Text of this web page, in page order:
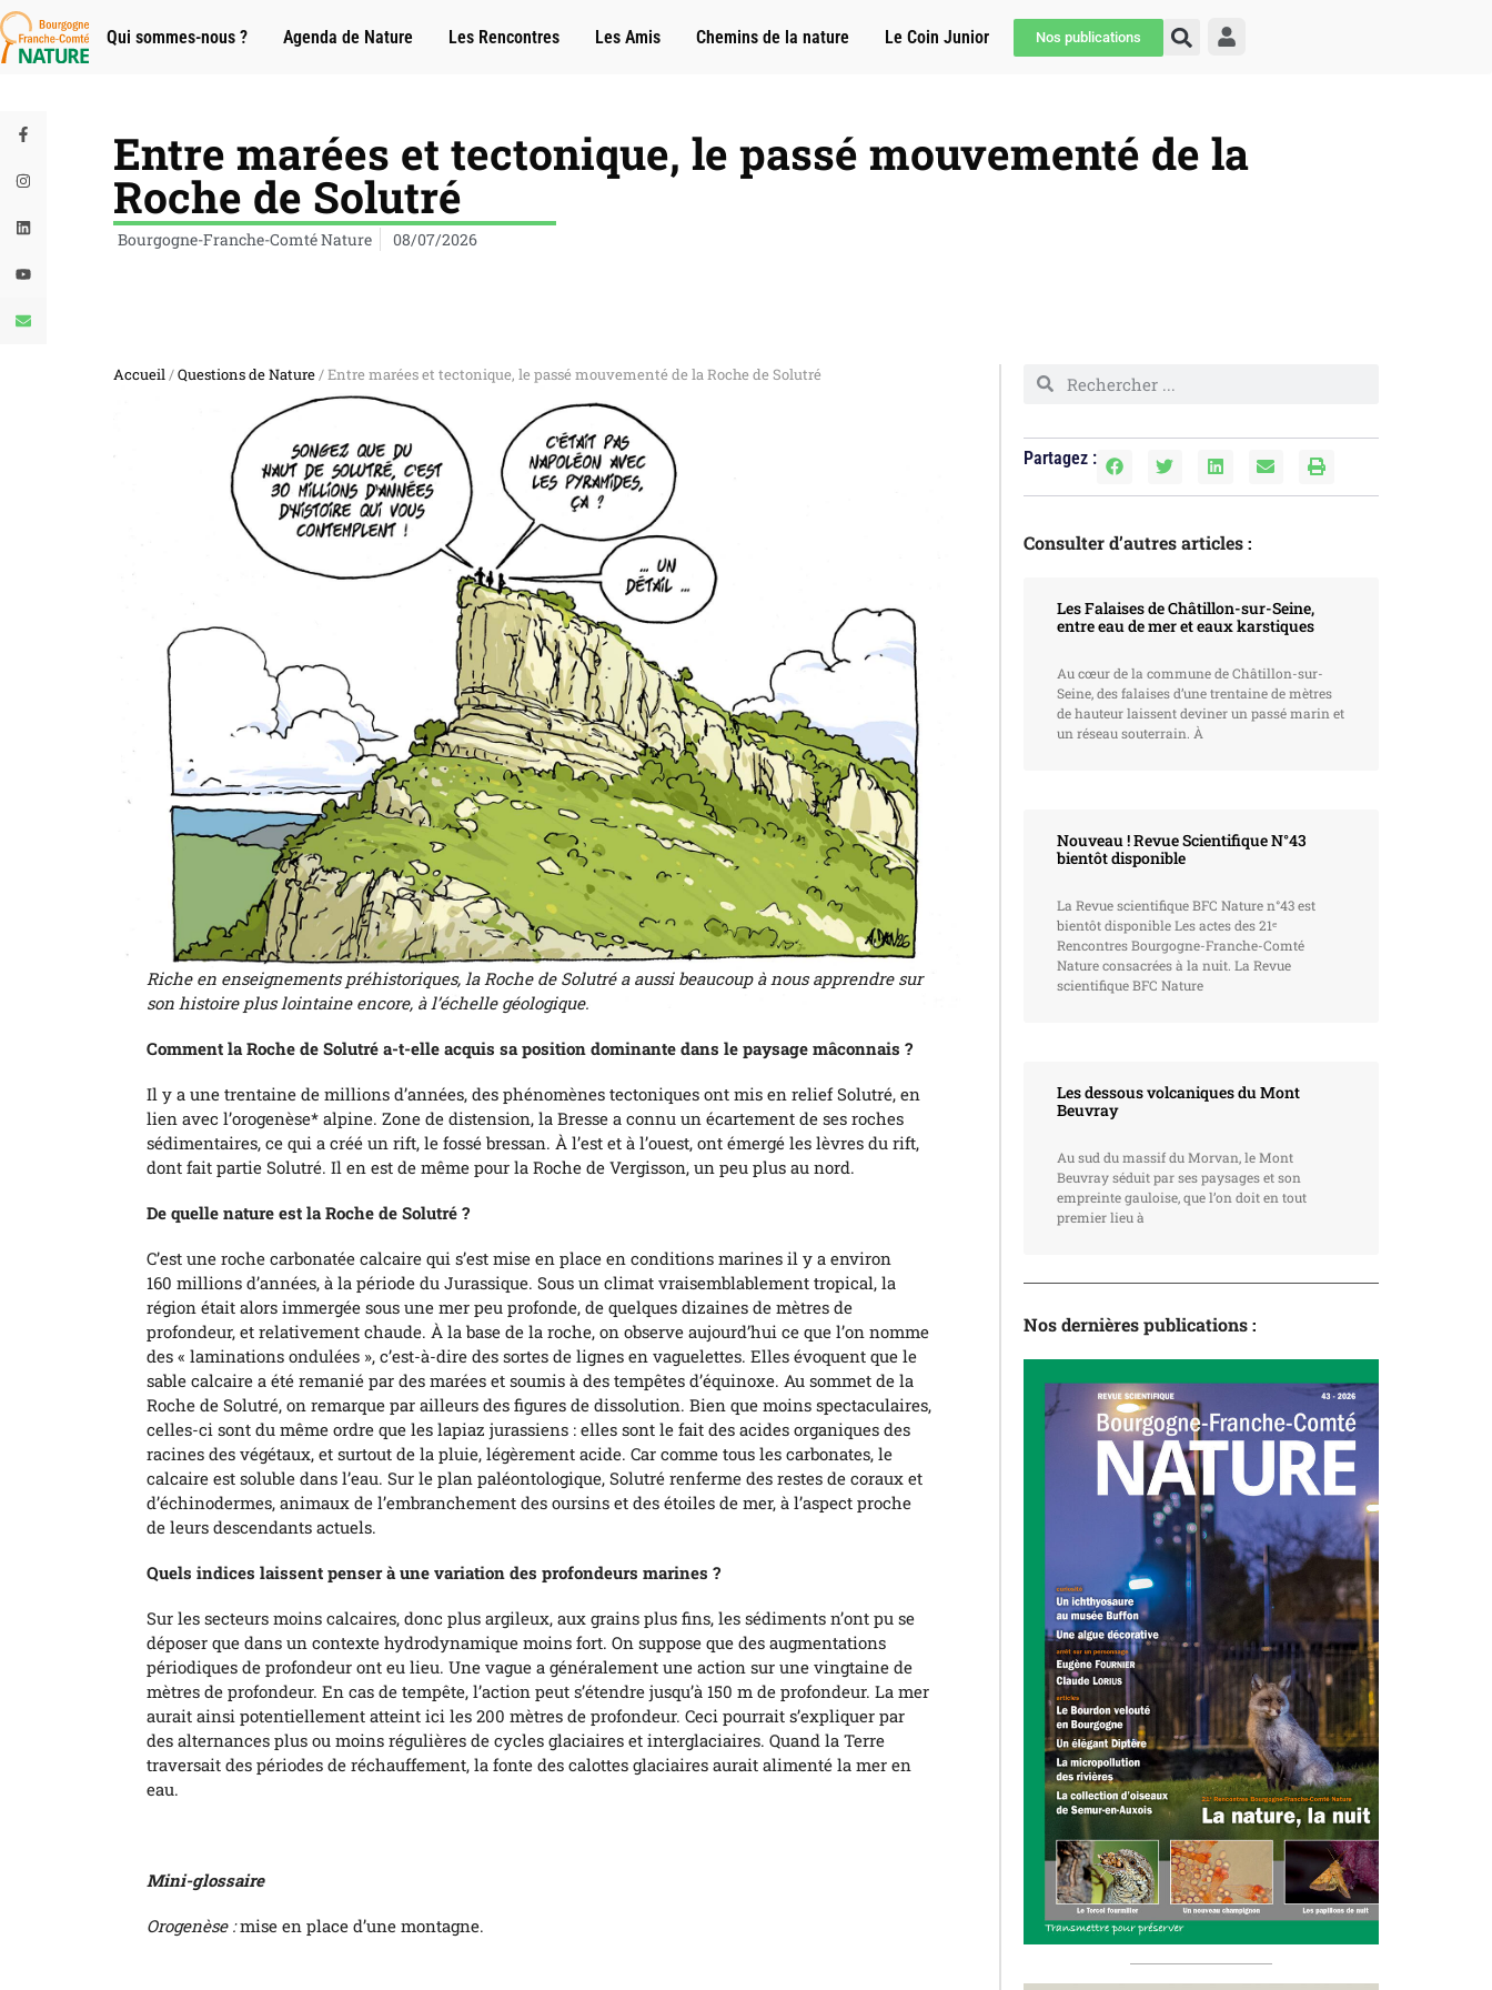
Qui sommes-nous ? Agenda de Nature Les Rencontres Les Amis Chemins de la nature Le Coin Junior Nos publications
Entre marées et tectonique, le passé mouvementé de la
Roche de Solutré
Bourgogne-Franche-Comté Nature 08/07/2026
Accueil/Questions de Nature/ Entre marées et tectonique, le passé mouvementé de la Roche de Solutré
Riche en enseignements préhistoriques, la Roche de Solutré a aussi beaucoup à nous apprendre sur
son histoire plus lointaine encore, à l’échelle géologique.
Comment la Roche de Solutré a-t-elle acquis sa position dominante dans le paysage mâconnais ?
Il y a une trentaine de millions d’années, des phénomènes tectoniques ont mis en relief Solutré, en
lien avec l’orogenèse* alpine. Zone de distension, la Bresse a connu un écartement de ses roches
sédimentaires, ce qui a créé un rift, le fossé bressan. À l’est et à l’ouest, ont émergé les lèvres du rift,
dont fait partie Solutré. Il en est de même pour la Roche de Vergisson, un peu plus au nord.
De quelle nature est la Roche de Solutré ?
C’est une roche carbonatée calcaire qui s’est mise en place en conditions marines il y a environ
160 millions d’années, à la période du Jurassique. Sous un climat vraisemblablement tropical, la
région était alors immergée sous une mer peu profonde, de quelques dizaines de mètres de
profondeur, et relativement chaude. À la base de la roche, on observe aujourd’hui ce que l’on nomme
des « laminations ondulées », c’est-à-dire des sortes de lignes en vaguelettes. Elles évoquent que le
sable calcaire a été remanié par des marées et soumis à des tempêtes d’équinoxe. Au sommet de la
Roche de Solutré, on remarque par ailleurs des figures de dissolution. Bien que moins spectaculaires,
celles-ci sont du même ordre que les lapiaz jurassiens : elles sont le fait des acides organiques des
racines des végétaux, et surtout de la pluie, légèrement acide. Car comme tous les carbonates, le
calcaire est soluble dans l’eau. Sur le plan paléontologique, Solutré renferme des restes de coraux et
d’échinodermes, animaux de l’embranchement des oursins et des étoiles de mer, à l’aspect proche
de leurs descendants actuels.
Quels indices laissent penser à une variation des profondeurs marines ?
Sur les secteurs moins calcaires, donc plus argileux, aux grains plus fins, les sédiments n’ont pu se
déposer que dans un contexte hydrodynamique moins fort. On suppose que des augmentations
périodiques de profondeur ont eu lieu. Une vague a généralement une action sur une vingtaine de
mètres de profondeur. En cas de tempête, l’action peut s’étendre jusqu’à 150 m de profondeur. La mer
aurait ainsi potentiellement atteint ici les 200 mètres de profondeur. Ceci pourrait s’expliquer par
des alternances plus ou moins régulières de cycles glaciaires et interglaciaires. Quand la Terre
traversait des périodes de réchauffement, la fonte des calottes glaciaires aurait alimenté la mer en
eau.
Mini-glossaire
Orogenèse :mise en place d’une montagne.
Partagez :
Consulter d’autres articles :
Les Falaises de Châtillon-sur-Seine,
entre eau de mer et eaux karstiques
Au cœur de la commune de Châtillon-sur-
Seine, des falaises d’une trentaine de mètres
de hauteur laissent deviner un passé marin et
un réseau souterrain. À
Nouveau ! Revue Scientifique N°43
bientôt disponible
La Revue scientifique BFC Nature n°43 est
bientôt disponible Les actes des 21ᵉ
Rencontres Bourgogne-Franche-Comté
Nature consacrées à la nuit. La Revue
scientifique BFC Nature
Les dessous volcaniques du Mont
Beuvray
Au sud du massif du Morvan, le Mont
Beuvray séduit par ses paysages et son
empreinte gauloise, que l’on doit en tout
premier lieu à
Nos dernières publications :